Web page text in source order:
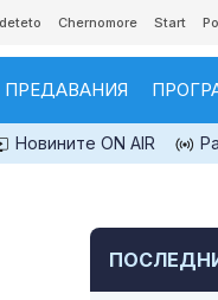
Chernomore Start
ПРЕДАВАНИЯ
Новините ON AIR